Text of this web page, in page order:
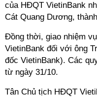
của HĐQT VietinBank
Cát Quang Dương,
Đồng thời, giao nhiệm
VietinBank đối với ông
đốc VietinBank). Các
từ ngày 31/10.
Tân Chủ tịch HĐQT